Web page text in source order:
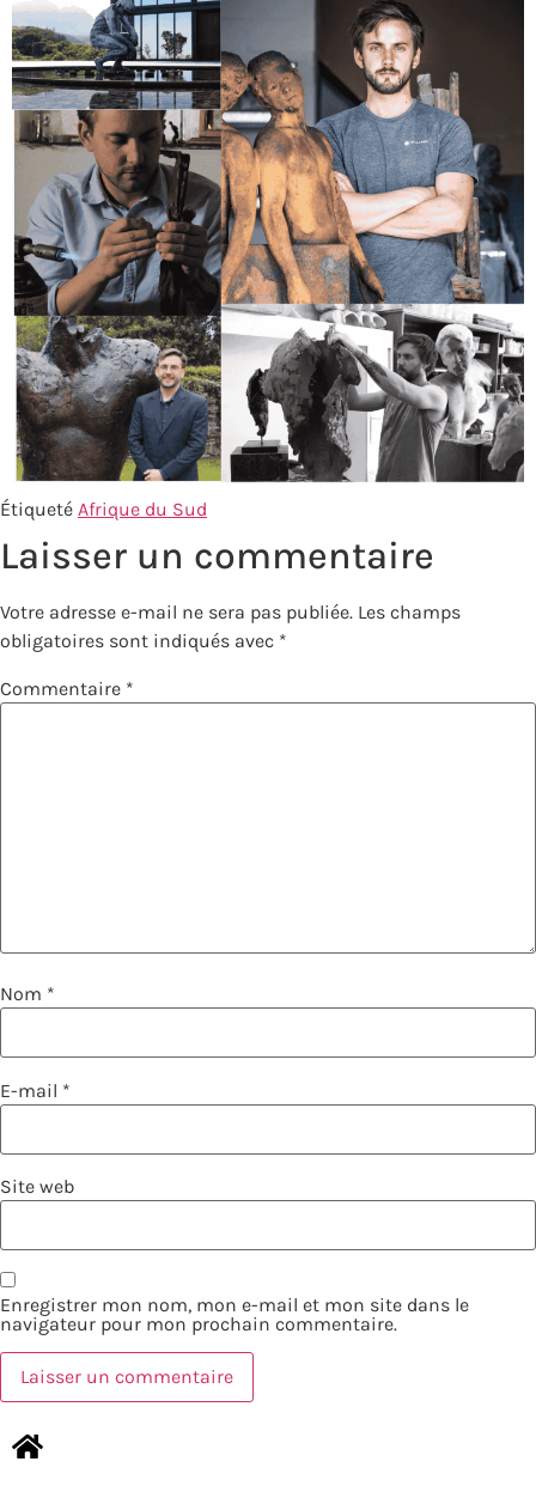
Étiqueté Afrique du Sud
Laisser un commentaire
Votre adresse e-mail ne sera pas publiée. Les champs
obligatoires sont indiqués avec *
Commentaire *
Nom *
E-mail *
Site web
Enregistrer mon nom, mon e-mail et mon site dans le
navigateur pour mon prochain commentaire.